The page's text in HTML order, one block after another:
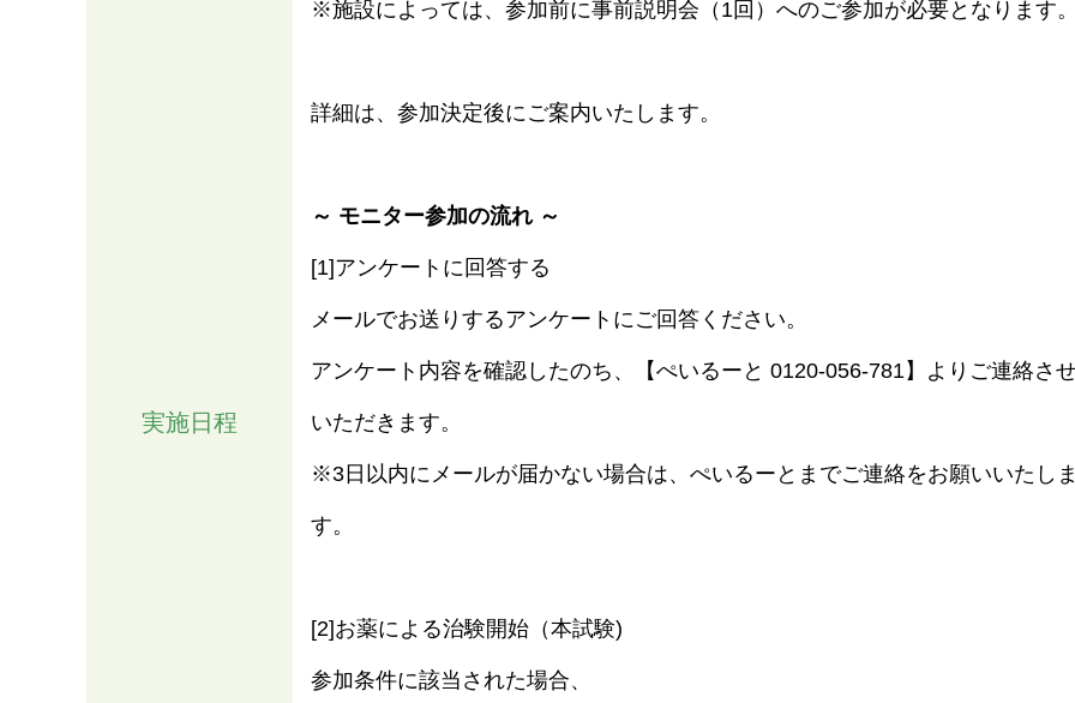
実施日程
※施設によっては、参加前に事前説明会（1回）へのご参加が必要となります
詳細は、参加決定後にご案内いたします。
～ モニター参加の流れ ～
[1]アンケートに回答する
メールでお送りするアンケートにご回答ください。
アンケート内容を確認したのち、【ぺいるーと 0120-056-781】よりご連絡さ
いただきます。
※3日以内にメールが届かない場合は、ぺいるーとまでご連絡をお願いいたし
す。
[2]お薬による治験開始（本試験)
参加条件に該当された場合、